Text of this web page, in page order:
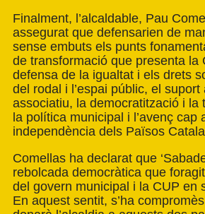
Finalment, l’alcaldable, Pau
assegurat que defensarien de
sense embuts els punts
de transformació que presenta la
defensa de la igualtat i els drets
del rodal i l’espai públic, el suport
associatiu, la democratització i la
la política municipal i l’avenç cap
independència dels Països
Comellas ha declarat que
rebolcada democràtica que
del govern municipal i la CUP en
En aquest sentit, s’ha